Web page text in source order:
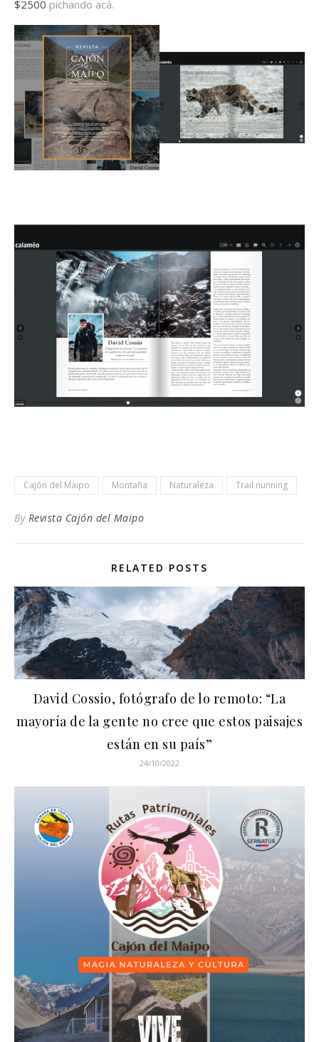
$2500 pichando acá.
Cajón del Maipo Montaña Naturaleza Trail nunning
By Revista Cajón del Maipo
RELATED POSTS
David Cossio, fotógrafo de lo remoto: “La
mayoría de la gente no cree que estos paisajes
están en su país”
24/10/2022